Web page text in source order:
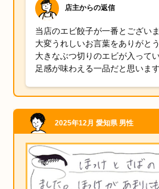
店主からの返信
当店のエビ餃子が一番とございま
大変うれしいお言葉をありがと
大きなぶつ切りのエビが入って
足感が味わえる一品だと思います
2025年12月 愛知県 男性